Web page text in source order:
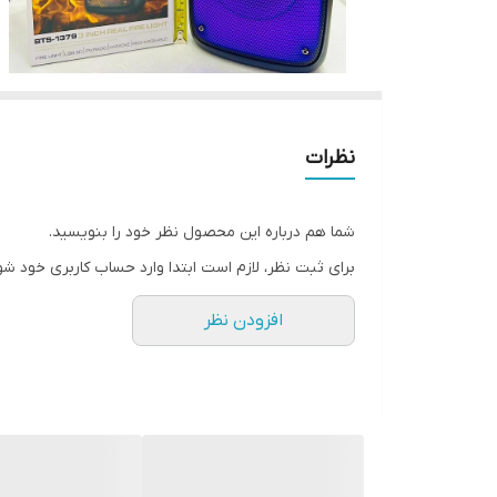
نظرات
شما هم درباره این محصول نظر خود را بنویسید.
برای ثبت نظر، لازم است ابتدا وارد حساب کاربری خود
افزودن نظر